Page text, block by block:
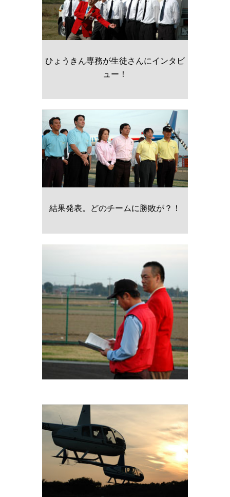
ひょうきん専務が生徒さんにインタビ
ュー！
結果発表。どのチームに勝敗が？！